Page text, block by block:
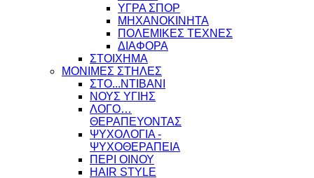
ΥΓΡΑ ΣΠΟΡ
ΜΗΧΑΝΟΚΙΝΗΤΑ
ΠΟΛΕΜΙΚΕΣ ΤΕΧΝΕΣ
ΔΙΑΦΟΡΑ
ΣΤΟΙΧΗΜΑ
ΜΟΝΙΜΕΣ ΣΤΗΛΕΣ
ΣΤΟ...ΝΤΙΒΑΝΙ
ΝΟΥΣ ΥΓΙΗΣ
ΛΟΓΟ…
ΘΕΡΑΠΕΥΟΝΤΑΣ
ΨΥΧΟΛΟΓΙΑ -
ΨΥΧΟΘΕΡΑΠΕΙΑ
ΠΕΡΙ ΟΙΝΟΥ
HAIR STYLE